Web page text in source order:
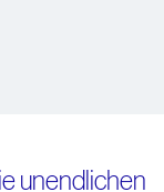
unendlichen